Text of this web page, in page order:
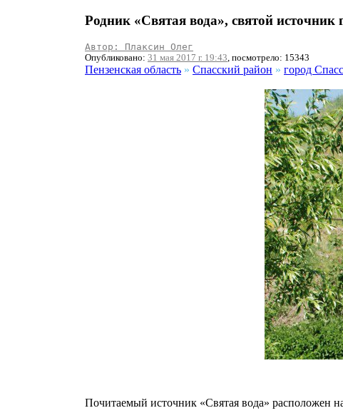
Родник «Святая вода», святой источник
Автор: Плаксин Олег
Опубликовано: 31 мая 2017 г. 19:43, посмотрело: 15343
Пензенская область » Спасский район » город
Почитаемый источник «Святая вода» расположен